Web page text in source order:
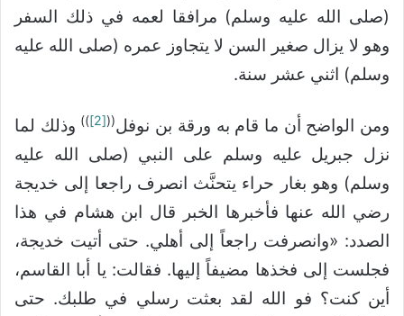
(صلى الله عليه وسلم) مرافقا لعمه في ذلك السفر
وهو لا يزال صغير السن لا يتجاوز عمره (صلى الله عليه
وسلم) اثني عشر سنة.
ومن الواضح أن ما قام به ورقة بن نوفل((
[2]
)) وذلك لما
نزل جبريل عليه وسلم على النبي (صلى الله عليه
وسلم) وهو بغار حراء يتحنَّث انصرف راجعا إلى خديجة
رضي الله عنها فأخبرها الخبر قال ابن هشام في هذا
الصدد: «وانصرفت راجعاً إلى أهلي. حتى أتيت خديجة،
فجلست إلى فخذها مضيفاً إليها. فقالت: يا أبا القاسم،
أين كنت؟ فو الله لقد بعثت رسلي في طلبك. حتى